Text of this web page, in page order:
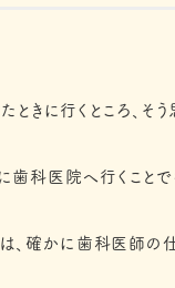
きに行くところ、そ
科医院へ行くことでも
、確かに歯科医師の